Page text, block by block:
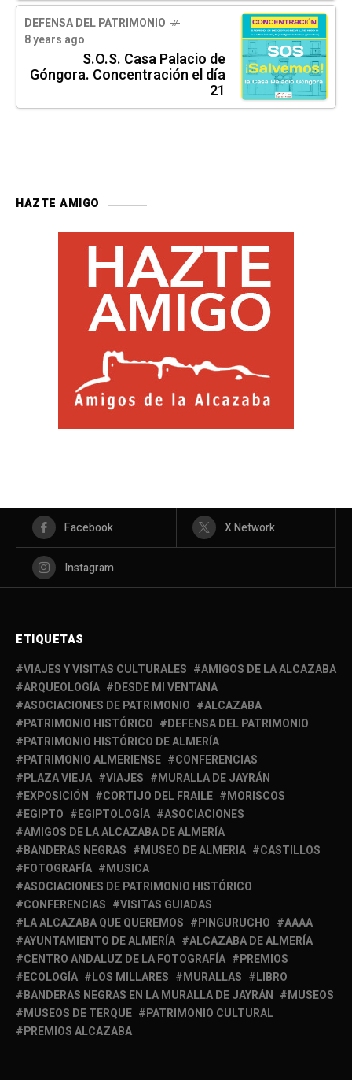
DEFENSA DEL PATRIMONIO
8 years ago
S.O.S. Casa Palacio de
Góngora. Concentración el día
21
HAZTE AMIGO
Facebook X Network
Instagram
ETIQUETAS
VIAJES Y VISITAS CULTURALES
AMIGOS DE LA ALCAZABA
ARQUEOLOGÍA
DESDE MI VENTANA
ASOCIACIONES DE PATRIMONIO
ALCAZABA
PATRIMONIO HISTÓRICO
DEFENSA DEL PATRIMONIO
PATRIMONIO HISTÓRICO DE ALMERÍA
PATRIMONIO ALMERIENSE
CONFERENCIAS
PLAZA VIEJA
VIAJES
MURALLA DE JAYRÁN
EXPOSICIÓN
CORTIJO DEL FRAILE
MORISCOS
EGIPTO
EGIPTOLOGÍA
ASOCIACIONES
AMIGOS DE LA ALCAZABA DE ALMERÍA
BANDERAS NEGRAS
MUSEO DE ALMERIA
CASTILLOS
FOTOGRAFÍA
MUSICA
ASOCIACIONES DE PATRIMONIO HISTÓRICO
CONFERENCIAS
VISITAS GUIADAS
LA ALCAZABA QUE QUEREMOS
PINGURUCHO
AAAA
AYUNTAMIENTO DE ALMERÍA
ALCAZABA DE ALMERÍA
CENTRO ANDALUZ DE LA FOTOGRAFÍA
PREMIOS
ECOLOGÍA
LOS MILLARES MURALLAS
LIBRO
BANDERAS NEGRAS EN LA MURALLA DE JAYRÁN
MUSEOS
MUSEOS DE TERQUE
PATRIMONIO CULTURAL
PREMIOS ALCAZABA